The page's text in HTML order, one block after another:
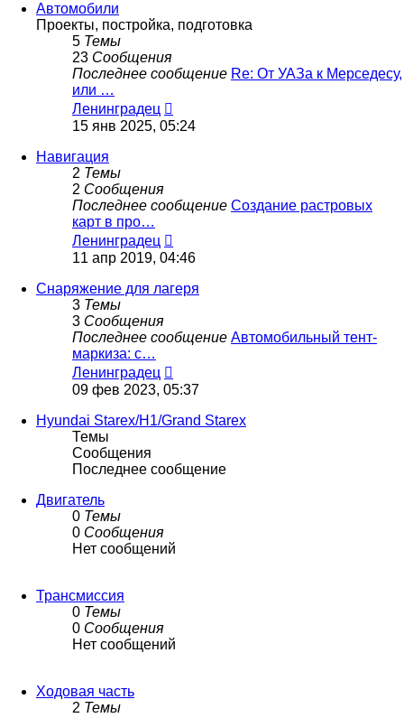
Автомобили
Проекты, постройка, подготовка
5 Темы
23 Сообщения
Последнее сообщение Re: От УАЗа к Мерседесу,
или …
Ленинградец
к
15 янв 2025, 05:24
Навигация
2 Темы
2 Сообщения
Последнее сообщение Создание растровых
карт в про…
Ленинградец
к
сообщению
11 апр 2019, 04:46
Снаряжение для лагеря
3 Темы
3 Сообщения
Последнее сообщение Автомобильный тент-
маркиза: с…
Ленинградец
к
сообщению
09 фев 2023, 05:37
Hyundai Starex/H1/Grand Starex
Темы
Сообщения
Последнее сообщение
Двигатель
0 Темы
0 Сообщения
Нет сообщений
Трансмиссия
0 Темы
0 Сообщения
Нет сообщений
Ходовая часть
2 Темы